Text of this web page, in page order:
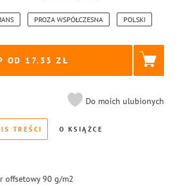
PROZA WSPÓŁCZESNA POLSKI
OD 17.33
Do moich ulubionych
TREŚCI O KSIĄŻCE
offsetowy 90 g/m2